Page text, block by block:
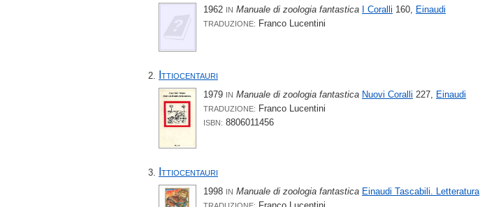
1962 IN Manuale di zoologia fantastica I Coralli 160, Einaudi
TRADUZIONE: Franco Lucentini
Ittiocentauri
1979 IN Manuale di zoologia fantastica Nuovi Coralli 227, Einaudi
TRADUZIONE: Franco Lucentini
ISBN: 8806011456
Ittiocentauri
1998 IN Manuale di zoologia fantastica Einaudi Tascabili. Letteratura
TRADUZIONE: